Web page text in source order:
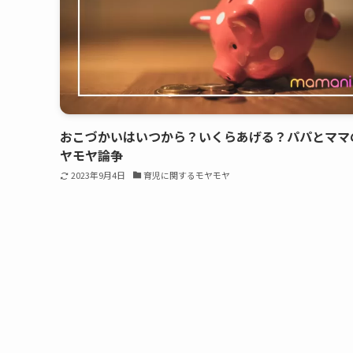
おこづかいはいつから？いくらあげる？パパとマ
ヤモヤ論争
2023年9月4日 育児に関するモヤモヤ